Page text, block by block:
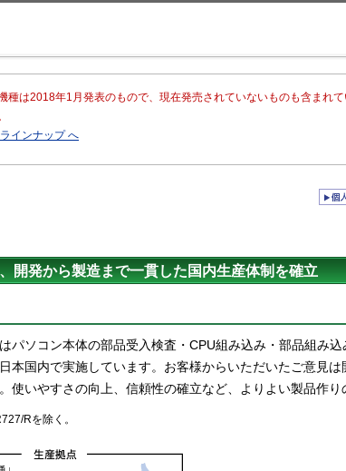
種は2018年1月発表のもので、現在発売されていないものも含まれ
インナップ へ
開発から製造まで一貫した国内生産体制を確立
パソコン本体の部品受入検査・CPU組み込み・部品組み
本国内で実施しています。お客様からいただいたご意見
使いやすさの向上、信頼性の確立など、よりよい製品作り
Rを除く。